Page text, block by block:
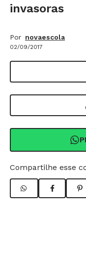
invasoras
Por novaescola
02/09/2017
Compartilhe esse